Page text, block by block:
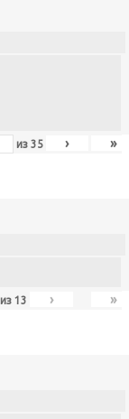
из 35 › »
из13 › »